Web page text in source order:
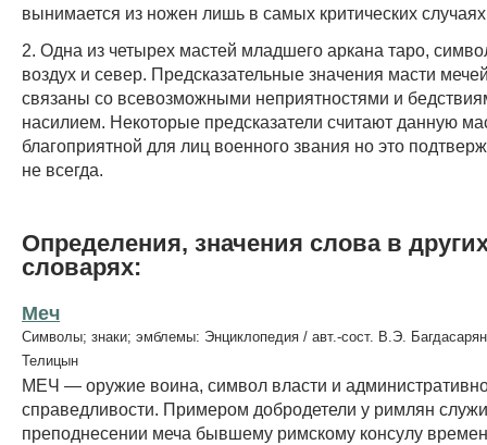
вынимается из ножен лишь в самых критических
2. Одна из четырех мастей младшего аркана таро,
воздух и север. Предсказательные значения масти
связаны со всевозможными неприятностями и
насилием. Некоторые предсказатели считают данную
благоприятной для лиц военного звания но это
не всегда.
Определения, значения слова в
словарях:
Меч
Символы; знаки; эмблемы: Энциклопедия / авт.-сост. В.Э.
Телицын
МЕЧ — оружие воина, символ власти и
справедливости. Примером добродетели у римлян
преподнесении меча бывшему римскому консулу